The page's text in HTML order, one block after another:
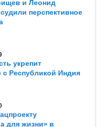
и Леонид
перспективное
укрепит
с Республикой Индия
для жизни» в